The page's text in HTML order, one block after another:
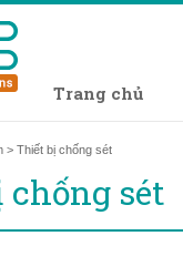
Trang chủ
> Thiết bị chống sét
sét